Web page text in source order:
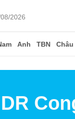
2026
Anh TBN Châu
DR